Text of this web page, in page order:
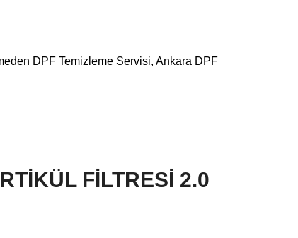
DPF Temizleme Servisi, Ankara DPF
FİLTRESİ 2.0